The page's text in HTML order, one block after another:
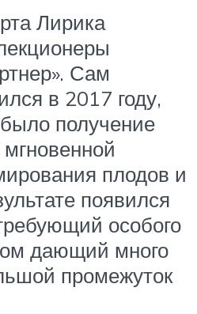
Лирика
Сам
в 2017 году,
получение
плодов и
появился
особого
дающий много
промежуток